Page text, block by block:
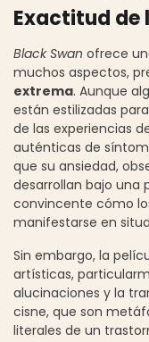
Exactitud de
Black Swan ofrece
muchos aspectos,
extrema. Aunque
están estilizadas
de las experiencias
auténticas de
que su ansiedad,
desarrollan bajo una
convincente cómo
manifestarse en
Sin embargo, la
artísticas,
alucinaciones y la
cisne, que son
literales de un